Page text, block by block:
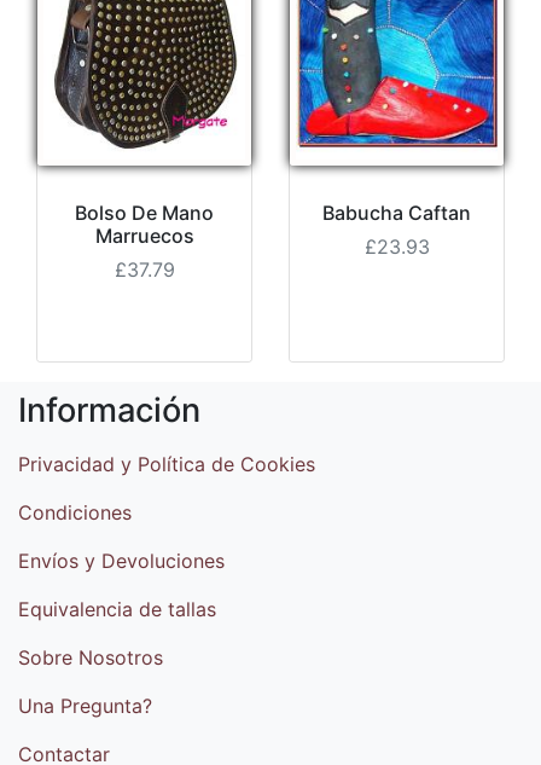
Bolso De Mano
Marruecos
£37.79
Babucha Caftan
£23.93
Información
Privacidad y Política de Cookies
Condiciones
Envíos y Devoluciones
Equivalencia de tallas
Sobre Nosotros
Una Pregunta?
Contactar